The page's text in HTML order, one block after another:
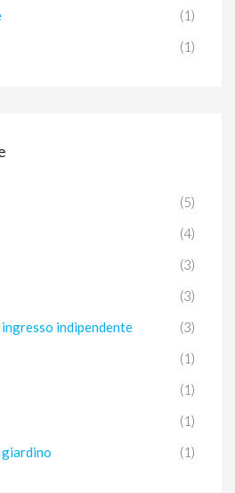
(1)
(1)
(5)
(4)
(3)
(3)
indipendente
(3)
(1)
(1)
(1)
(1)